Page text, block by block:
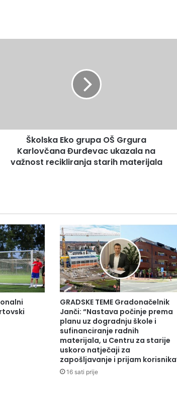
Školska Eko grupa OŠ Grgura
Karlovčana Đurđevac ukazala na
važnost recikliranja starih materijala
GRADSKE TEME Gradonačelnik
Janči: “Nastava počinje prema
planu uz dogradnju škole i
sufinanciranje radnih
materijala, u Centru za starije
uskoro natječaji za
zapošljavanje i prijam
16 sati prije